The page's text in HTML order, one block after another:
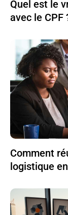
Quel est le
avec le CPF
Comment
logistique